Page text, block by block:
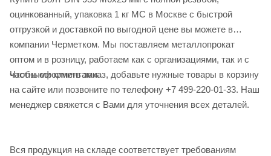
оцинкованный, упаковка 1 кг МС в Москве с быстрой
отгрузкой и доставкой по выгодной цене вы можете в
компании Черметком. Мы поставляем металлопрокат
оптом и в розницу, работаем как с организациями, так и с
частными клиентами.
Чтобы оформить заказ, добавьте нужные товары в корзину
на сайте или позвоните по телефону +7 499-220-01-33. Наш
менеджер свяжется с Вами для уточнения всех деталей.
Вся продукция на складе соответствует требованиям